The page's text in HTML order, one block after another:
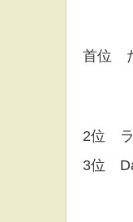
首位
2位 ラ
3位